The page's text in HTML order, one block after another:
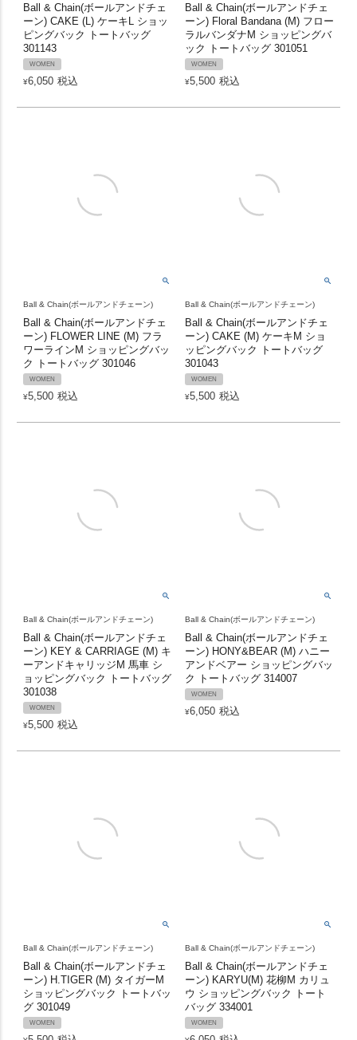
Ball & Chain(ボールアンドチェ
ーン) CAKE (L) ケーキL ショッ
ピングバック トートバッグ
301143
WOMEN
¥6,050 税込
Ball & Chain(ボールアンドチェ
ーン) Floral Bandana (M) フロー
ラルバンダナM ショッピングバ
ック トートバッグ 301051
WOMEN
¥5,500 税込
Ball & Chain(ボールアンドチェーン)
Ball & Chain(ボールアンドチェ
ーン) FLOWER LINE (M) フラ
ワーラインM ショッピングバッ
ク トートバッグ 301046
WOMEN
¥5,500 税込
Ball & Chain(ボールアンドチェーン)
Ball & Chain(ボールアンドチェ
ーン) CAKE (M) ケーキM ショ
ッピングバック トートバッグ
301043
WOMEN
¥5,500 税込
Ball & Chain(ボールアンドチェーン)
Ball & Chain(ボールアンドチェ
ーン) KEY & CARRIAGE (M) キ
ーアンドキャリッジM 馬車 シ
ョッピングバック トートバッグ
301038
WOMEN
¥5,500 税込
Ball & Chain(ボールアンドチェーン)
Ball & Chain(ボールアンドチェ
ーン) HONY&BEAR (M) ハニー
アンドベアー ショッピングバッ
ク トートバッグ 314007
WOMEN
¥6,050 税込
Ball & Chain(ボールアンドチェーン)
Ball & Chain(ボールアンドチェ
ーン) H.TIGER (M) タイガーM
ショッピングバック トートバッ
グ 301049
WOMEN
Ball & Chain(ボールアンドチェーン)
Ball & Chain(ボールアンドチェ
ーン) KARYU(M) 花柳M カリュ
ウ ショッピングバック トート
バッグ 334001
WOMEN